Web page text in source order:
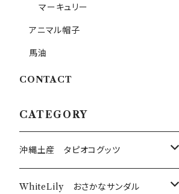
マーキュリー
アニマル帽子
馬油
CONTACT
CATEGORY
沖縄土産 タピオコグッツ
沖縄限定Tシャツ
WhiteLily おさかなサンダル